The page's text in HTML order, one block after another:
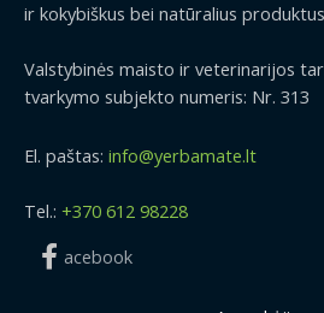
ir kokybiškus bei natūralius
Valstybinės maisto ir veterinarijos
tvarkymo subjekto numeris: Nr. 313
El. paštas: info@yerbamate.lt
Tel.: +370 612 98228
acebook